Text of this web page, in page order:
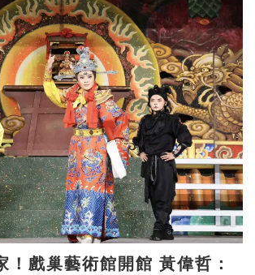
巢藝術館開館 黃偉哲：